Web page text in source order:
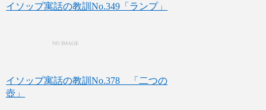
イソップ寓話の教訓No.349「ランプ」
イソップ寓話の教訓No.378 「二つの
壺」